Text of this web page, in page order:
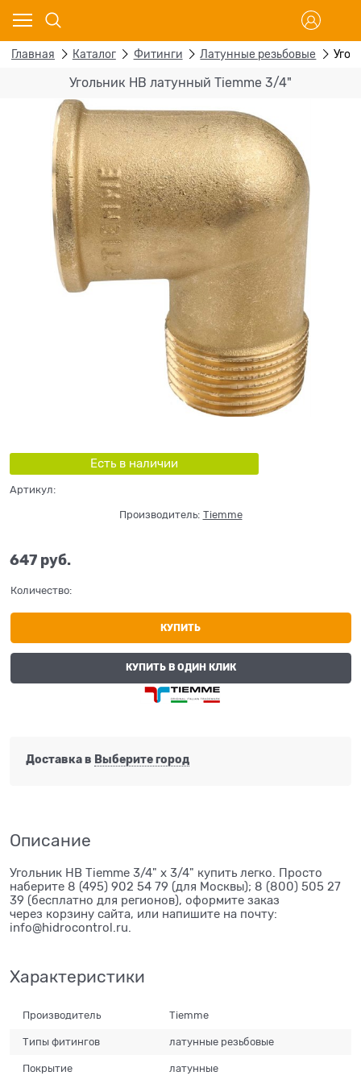
Главная Каталог Фитинги Латунные резьбовые
Угольник НВ латунный Tiemme 3/4"
Есть в наличии
Артикул:
Производитель: Tiemme
647 руб.
Количество:
КУПИТЬ
КУПИТЬ В ОДИН КЛИК
Доставка в Выберите город
Описание
Угольник НВ Tiemme 3/4" х 3/4" купить легко. Просто
наберите 8 (495) 902 54 79 (для Москвы); 8 (800) 505 27
39 (бесплатно для регионов), оформите заказ
через корзину сайта, или напишите на почту:
info@hidrocontrol.ru.
Характеристики
Производитель Tiemme
Типы фитингов латунные резьбовые
Покрытие латунные